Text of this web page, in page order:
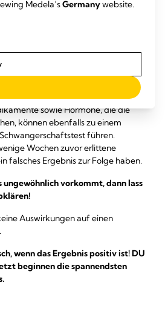
haben. Das kommt gar nicht so
Test normalerweise gar nicht
Meist ist eine Fehlentwicklung des
Fällen kann ein
HCG-Hormone sein.
sowie Hormone, die die
können ebenfalls zu einem
führen.
Wochen zuvor erlittene
falsches Ergebnis zur Folge haben.
vorkommt, dann lass
Auswirkungen auf einen
wenn das Ergebnis positiv ist! DU
beginnen die spannendsten
Medela’sGermanywebsite.